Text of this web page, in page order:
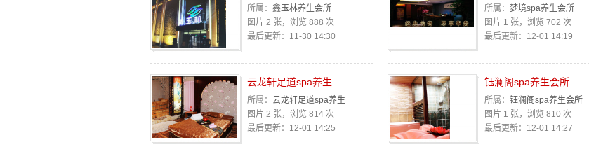
所属： 鑫玉林养生会所
图片 2 张，浏览 888 次
最后更新：11-30 14:30
所属： 梦境spa养生会所
图片 1 张，浏览 702 次
最后更新：12-01 14:19
云龙轩足道spa养生
所属： 云龙轩足道spa养生
图片 2 张，浏览 814 次
最后更新：12-01 14:25
钰澜阁spa养生会所
所属： 钰澜阁spa养生会所
图片 1 张，浏览 810 次
最后更新：12-01 14:27